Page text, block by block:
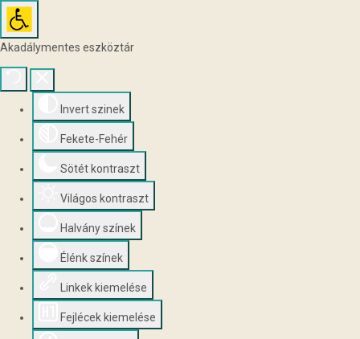
Akadálymentes eszköztár
Invert szinek
Fekete-Fehér
Sötét kontraszt
Világos kontraszt
Halvány színek
Élénk színek
Linkek kiemelése
Fejlécek kiemelése